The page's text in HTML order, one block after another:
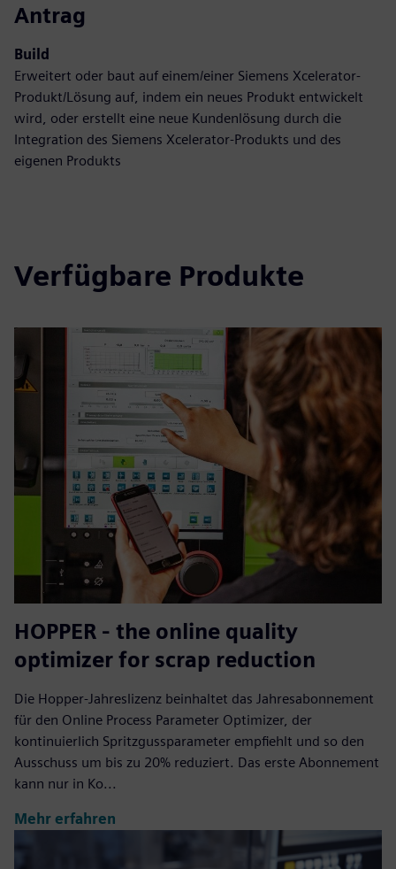
Antrag
Build
Erweitert oder baut auf einem/einer Siemens Xcelerator-
Produkt/Lösung auf, indem ein neues Produkt entwickelt
wird, oder erstellt eine neue Kundenlösung durch die
Integration des Siemens Xcelerator-Produkts und des
eigenen Produkts
Verfügbare Produkte
HOPPER - the online quality
optimizer for scrap reduction
Die Hopper-Jahreslizenz beinhaltet das Jahresabonnement
für den Online Process Parameter Optimizer, der
kontinuierlich Spritzgussparameter empfiehlt und so den
Ausschuss um bis zu 20% reduziert. Das erste Abonnement
kann nur in Ko...
Mehr erfahren